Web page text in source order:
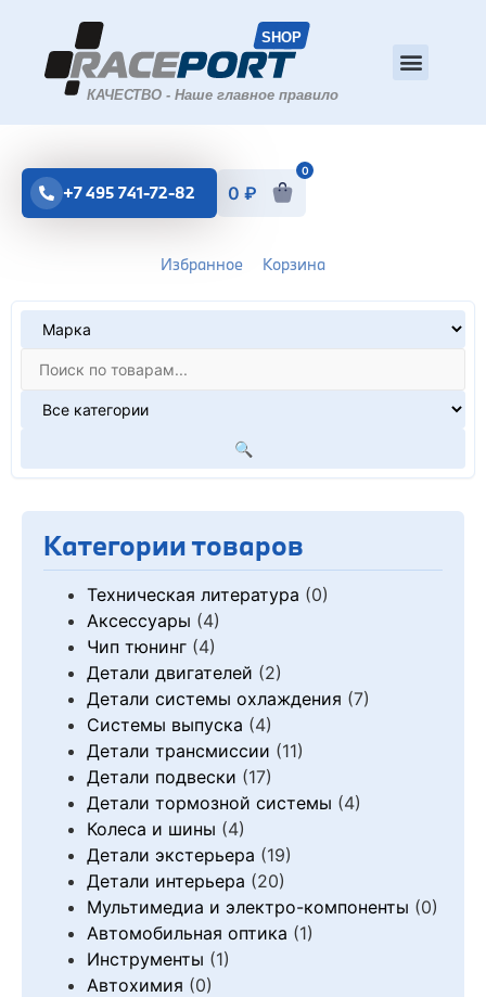
Избранное Корзина
🔍
+7 495 741-72-82 0 ₽
0
Категории товаров
Техническая литература (0)
Аксессуары (4)
Чип тюнинг (4)
Детали двигателей (2)
Детали системы охлаждения (7)
Системы выпуска (4)
Детали трансмиссии (11)
Детали подвески (17)
Детали тормозной системы (4)
Колеса и шины (4)
Детали экстерьера (19)
Детали интерьера (20)
Мультимедиа и электро-компоненты (0)
Автомобильная оптика (1)
Инструменты (1)
Автохимия (0)